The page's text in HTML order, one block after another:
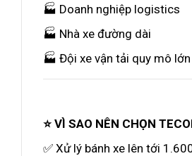
🏭 Doanh nghiệp logistics
🏭 Nhà xe đường dài
🏭 Đội xe vận tải quy mô lớn
⭐ VÌ SAO NÊN CHỌN
✅ Xử lý bánh xe lên tới